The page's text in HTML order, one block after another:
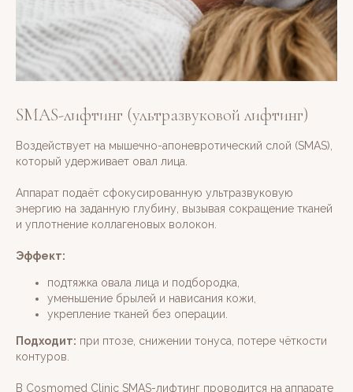
SMAS-лифтинг (ультразвуковой лифтинг)
Воздействует на мышечно-апоневротический слой (SMAS),
который удерживает овал лица.
Аппарат подаёт сфокусированную ультразвуковую
энергию на заданную глубину, вызывая сокращение тканей
и уплотнение коллагеновых волокон.
Эффект:
подтяжка овала лица и подбородка,
уменьшение брылей и нависания кожи,
укрепление тканей без операции.
Подходит: при птозе, снижении тонуса, потере чёткости
контуров.
В Cosmomed Clinic SMAS-лифтинг проводится на аппарате